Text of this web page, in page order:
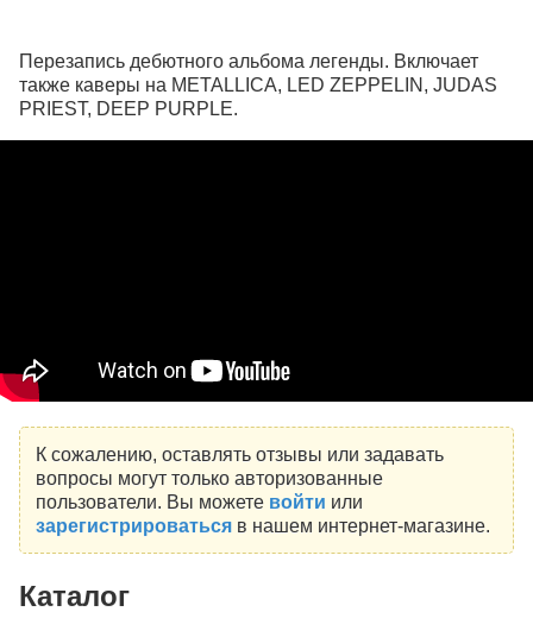
Перезапись дебютного альбома легенды. Включает
также каверы на METALLICA, LED ZEPPELIN, JUDAS
PRIEST, DEEP PURPLE.
К сожалению, оставлять отзывы или задавать
вопросы могут только авторизованные
пользователи. Вы можете войти или
зарегистрироватьсяв нашем интернет-магазине.
Каталог